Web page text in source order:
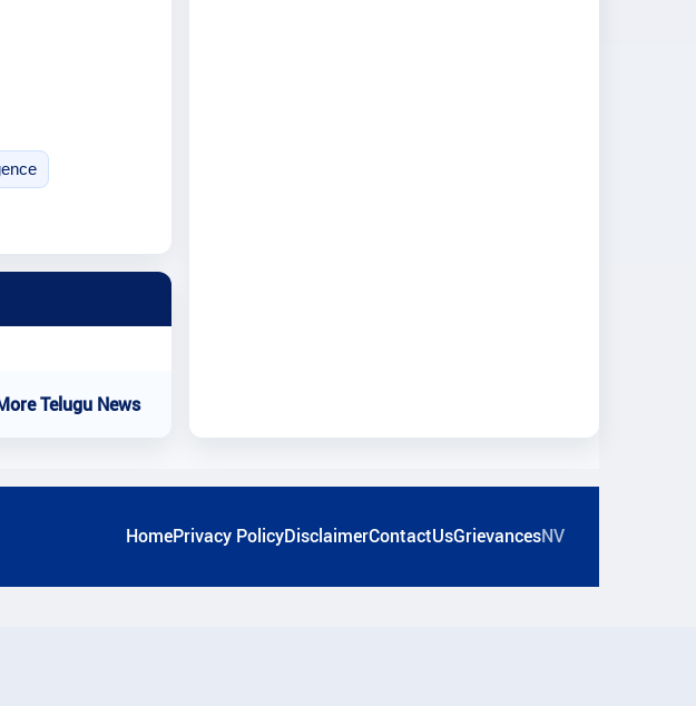
Telugu News
HomePrivacy PolicyDisclaimerContactUsGrievancesNV